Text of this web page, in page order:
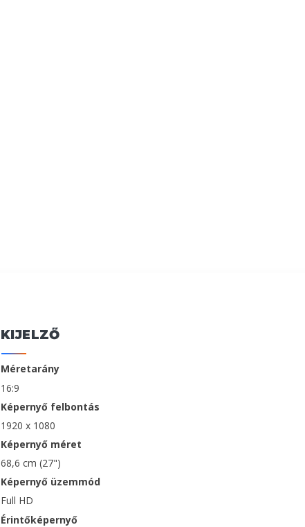
KIJELZŐ
Méretarány
16:9
Képernyő felbontás
1920 x 1080
Képernyő méret
68,6 cm (27")
Képernyő üzemmód
Full HD
Érintőképernyő